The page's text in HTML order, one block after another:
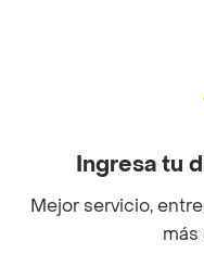
Sobre RappiIngresa tu
Mejor servicio,